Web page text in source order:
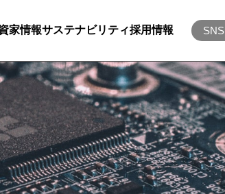
SNS
家情報サステナビリティ採用情報